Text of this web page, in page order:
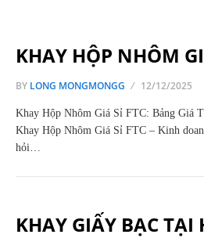
KHAY HỘP NHÔM
BY LONG MONGMONGG 12/12/2025
Khay Hộp Nhôm Giá Sỉ FTC: Bảng Giá
Khay Hộp Nhôm Giá Sỉ FTC – Kinh
hỏi…
KHAY GIẤY BẠC TẠI